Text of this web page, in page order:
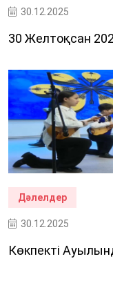
30.12.2025
30 Желтоқсан
Дәлелдер
30.12.2025
Көкпекті